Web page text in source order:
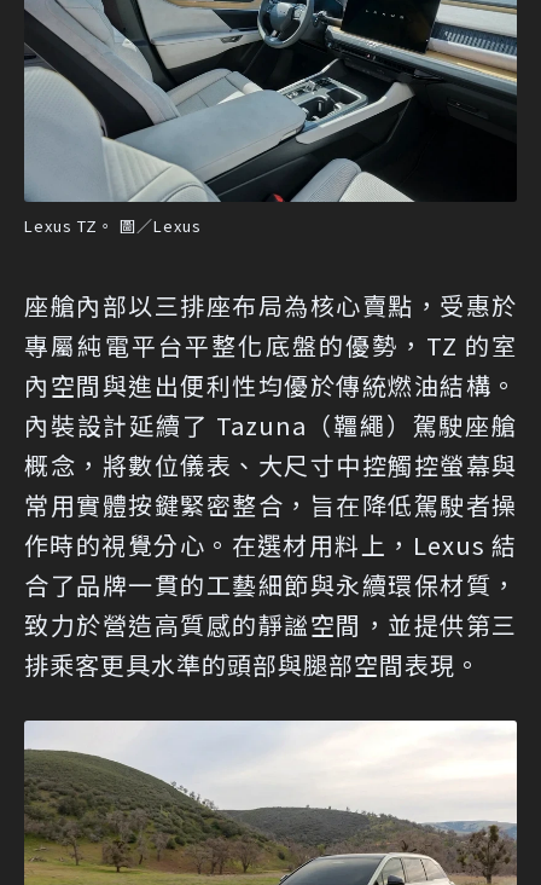
Lexus TZ。 圖／Lexus
座艙內部以三排座布局為核心賣點，受惠於
專屬純電平台平整化底盤的優勢，TZ 的室
內空間與進出便利性均優於傳統燃油結構。
內裝設計延續了 Tazuna（韁繩）駕駛座艙
概念，將數位儀表、大尺寸中控觸控螢幕與
常用實體按鍵緊密整合，旨在降低駕駛者操
作時的視覺分心。在選材用料上，Lexus 結
合了品牌一貫的工藝細節與永續環保材質，
致力於營造高質感的靜謐空間，並提供第三
排乘客更具水準的頭部與腿部空間表現。